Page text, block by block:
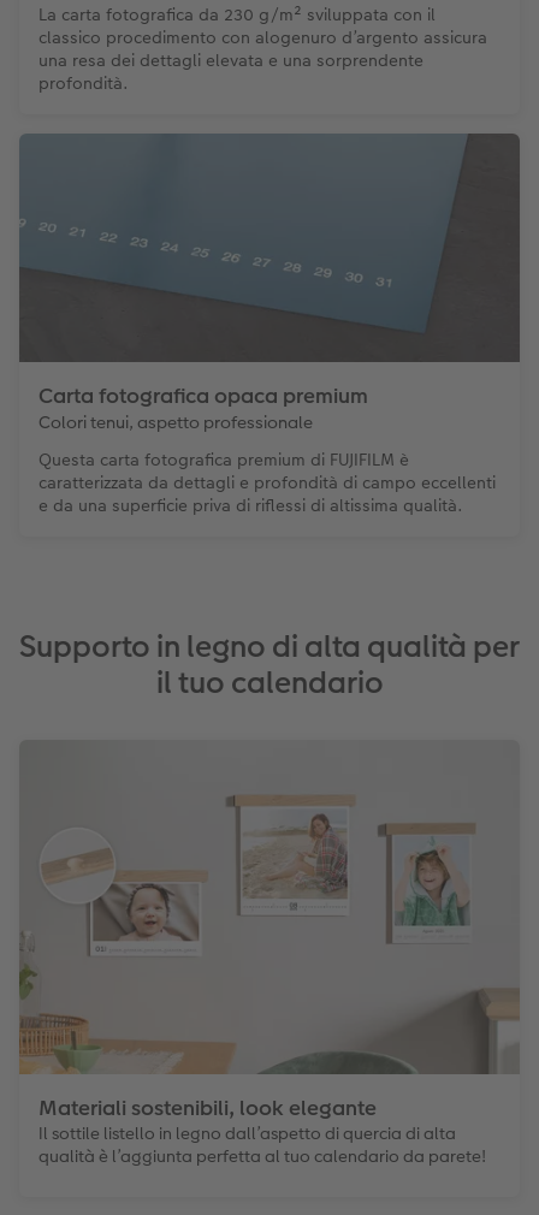
La carta fotografica da 230 g/m² sviluppata con il
classico procedimento con alogenuro d’argento assicura
una resa dei dettagli elevata e una sorprendente
profondità.
Carta fotografica opaca premium
Colori tenui, aspetto professionale
Questa carta fotografica premium di FUJIFILM è
caratterizzata da dettagli e profondità di campo eccellenti
e da una superficie priva di riflessi di altissima qualità.
Supporto in legno di alta qualità per
il tuo calendario
Materiali sostenibili, look elegante
Il sottile listello in legno dall’aspetto di quercia di alta
qualità è l’aggiunta perfetta al tuo calendario da parete!